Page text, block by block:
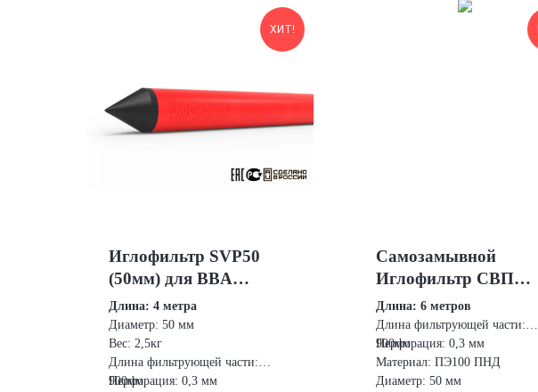
ХИТ!
Иглофильтр SVP50
(50мм) для BBA
Pumps и MB Pumps с
острым запорным
колпачком (4 метра)
Длина: 4 метра
Диаметр: 50 мм
Вес: 2,5кг
Длина фильтрующей части:
900мм
Перфорация: 0,3 мм
Самозамывной
Иглофильтр СВП
(50мм) (6 метров)
Длина: 6 метров
Длина фильтрующей части:
900мм
Перфорация: 0,3 мм
Материал: ПЭ100 ПНД
Диаметр: 50 мм